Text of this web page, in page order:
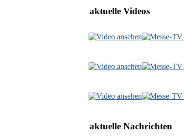
aktuelle Videos
aktuelle Nachrichten